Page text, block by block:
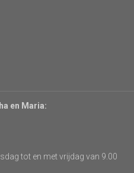
en Maria:
tot en met vrijdag van 9.00